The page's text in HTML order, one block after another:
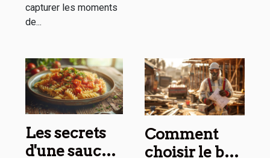
capturer les moments
de...
Les secrets
d'une sauce
Comment
choisir le bon